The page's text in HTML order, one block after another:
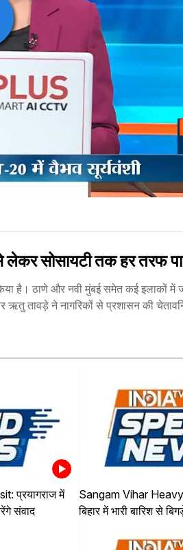
सोसायटी तक हर तरफ
किया है। ठाणे और नवी मुंबई समेत कई
ऋतु तावड़े ने नागरिकों से प्रशासन की
प्रयागराज में
संवाद
Sangam Vihar
बिहार में भारी बारिश से